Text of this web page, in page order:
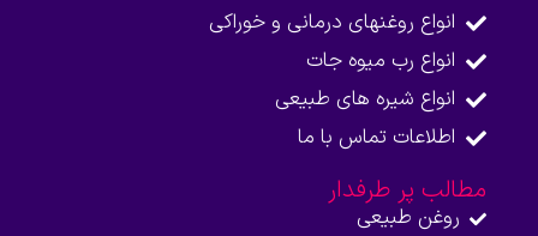
انواع روغنهای درمانی و خوراکی
انواع رب میوه جات
انواع شیره های طبیعی
اطلاعات تماس با ما​
مطالب پر طرفدار
روغن طبیعی